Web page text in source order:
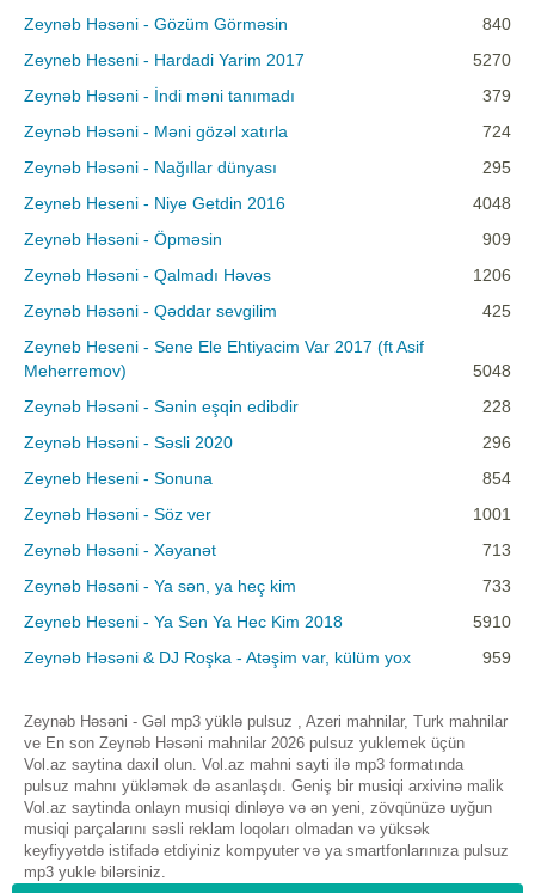
Zeynəb Həsəni - Gözüm Görməsin
840
Zeyneb Heseni - Hardadi Yarim 2017
5270
Zeynəb Həsəni - İndi məni tanımadı
379
Zeynəb Həsəni - Məni gözəl xatırla
724
Zeynəb Həsəni - Nağıllar dünyası
295
Zeyneb Heseni - Niye Getdin 2016
4048
Zeynəb Həsəni - Öpməsin
909
Zeynəb Həsəni - Qalmadı Həvəs
1206
Zeynəb Həsəni - Qəddar sevgilim
425
Zeyneb Heseni - Sene Ele Ehtiyacim Var 2017 (ft Asif
Meherremov)
5048
Zeynəb Həsəni - Sənin eşqin edibdir
228
Zeynəb Həsəni - Səsli 2020
296
Zeyneb Heseni - Sonuna
854
Zeynəb Həsəni - Söz ver
1001
Zeynəb Həsəni - Xəyanət
713
Zeynəb Həsəni - Ya sən, ya heç kim
733
Zeyneb Heseni - Ya Sen Ya Hec Kim 2018
5910
Zeynəb Həsəni & DJ Roşka - Atəşim var, külüm yox
959
Zeynəb Həsəni - Gəl mp3 yüklə pulsuz , Azeri mahnilar, Turk mahnilar
ve En son Zeynəb Həsəni mahnilar 2026 pulsuz yuklemek üçün
Vol.az saytina daxil olun. Vol.az mahni sayti ilə mp3 formatında
pulsuz mahnı yükləmək də asanlaşdı. Geniş bir musiqi arxivinə malik
Vol.az saytinda onlayn musiqi dinləyə və ən yeni, zövqünüzə uyğun
musiqi parçalarını səsli reklam loqoları olmadan və yüksək
keyfiyyətdə istifadə etdiyiniz kompyuter və ya smartfonlarınıza pulsuz
mp3 yukle bilərsiniz.